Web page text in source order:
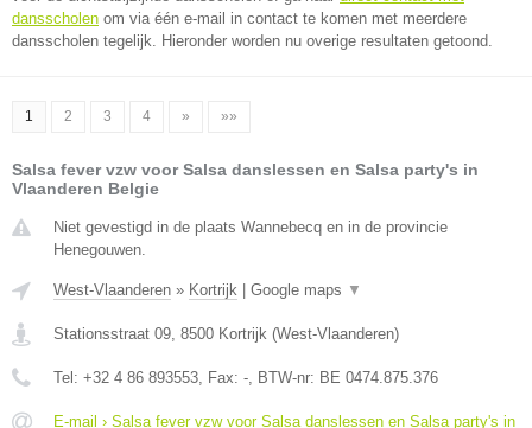
dansscholen om via één e-mail in contact te komen met meerdere
dansscholen tegelijk. Hieronder worden nu overige resultaten getoond.
1 2 3 4 » »»
Salsa fever vzw voor Salsa danslessen en Salsa party's in
Vlaanderen Belgie
Niet gevestigd in de plaats Wannebecq en in de provincie
Henegouwen.
West-Vlaanderen » Kortrijk Google maps ▼
Stationsstraat 09, 8500 Kortrijk (West-Vlaanderen)
Tel: +32 4 86 893553, Fax: -, BTW-nr: BE 0474.875.376
E-mail › Salsa fever vzw voor Salsa danslessen en Salsa party's in